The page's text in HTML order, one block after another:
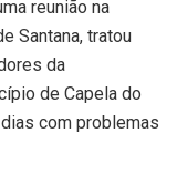
reunião na
Santana, tratou
da
de Capela do
com problemas